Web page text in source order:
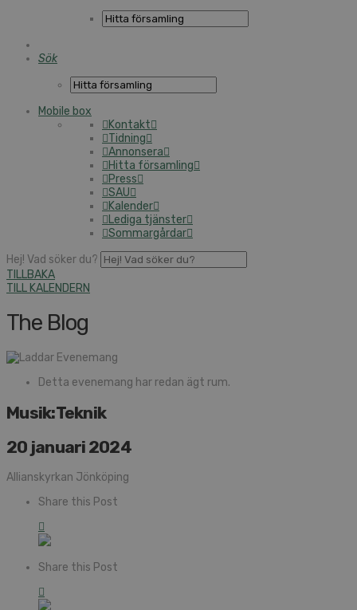
Sök
Mobile box
Kontakt
Tidning
Annonsera
Hitta församling
Press
SAU
Kalender
Lediga tjänster
Sommargårdar
Hej! Vad söker du?
TILLBAKA
TILL KALENDERN
The Blog
Detta evenemang har redan ägt rum.
Musik:Teknik
20 januari 2024
Allianskyrkan Jönköping
Share this Post
Share this Post